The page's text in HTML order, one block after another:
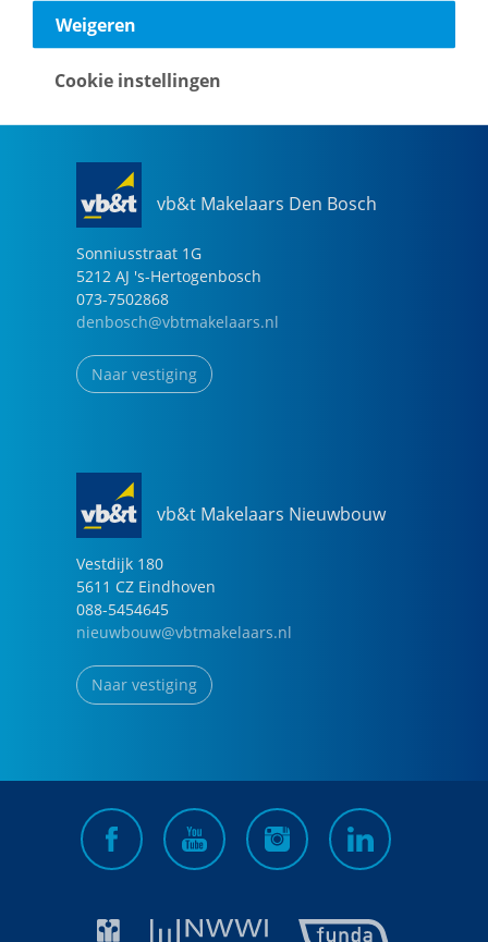
vb&t Makelaars Den Bosch
Sonniusstraat 1G
5212 AJ 's-Hertogenbosch
073-7502868
denbosch@vbtmakelaars.nl
Naar vestiging
vb&t Makelaars Nieuwbouw
Vestdijk 180
5611 CZ Eindhoven
088-5454645
nieuwbouw@vbtmakelaars.nl
Naar vestiging
Weigeren
Cookie instellingen